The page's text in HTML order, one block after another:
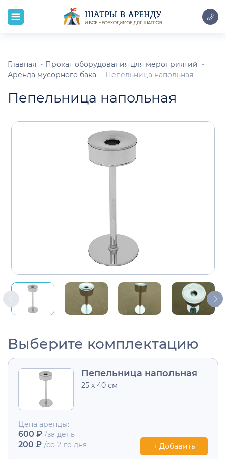
Главная
Прокат оборудования для мероприятий
Аренда мусорного бака
Пепельница напольная
Пепельница напольная
Выберите комплектацию
Пепельница напольная
25 x 40 см
Цена аренды:
600 ₽ /за день
200 ₽ /со 2-го дня + Добавить